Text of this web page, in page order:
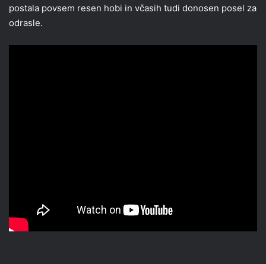
postala povsem resen hobi in včasih tudi donosen posel za
odrasle.